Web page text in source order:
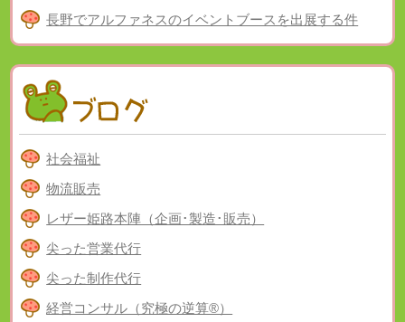
長野でアルファネスのイベントブースを出展する件
社会福祉
物流販売
レザー姫路本陣（企画･製造･販売）
尖った営業代行
尖った制作代行
経営コンサル（究極の逆算®）